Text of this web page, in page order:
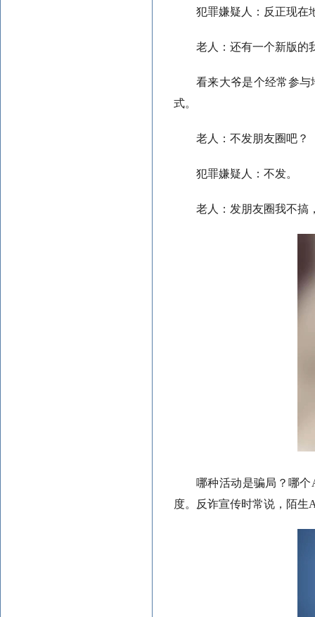
犯罪嫌疑人：反正现在
老人：还有一个新版的
看来大爷是个经常参
式。
老人：不发朋友圈吧？
犯罪嫌疑人：不发。
老人：发朋友圈我不搞
哪种活动是骗局？哪
度。反诈宣传时常说，陌生